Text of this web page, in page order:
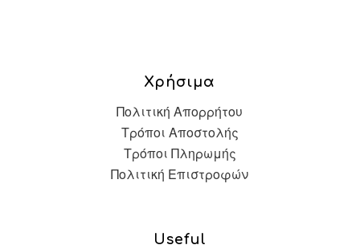
Χρήσιμα
Πολιτική Απορρήτου
Τρόποι Αποστολής
Τρόποι Πληρωμής
Πολιτική Επιστροφών
Useful